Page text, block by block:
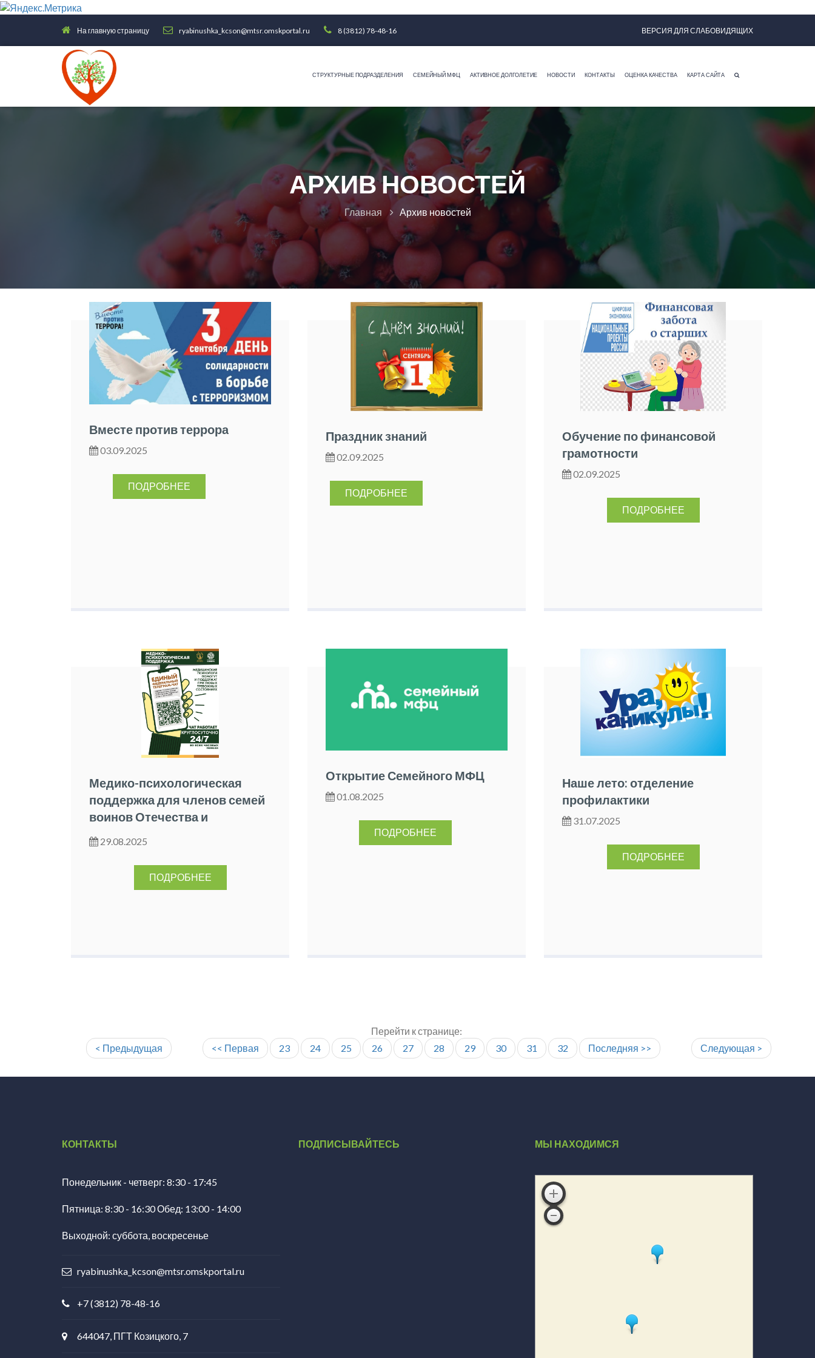
На главную страницу ryabinushka_kcson@mtsr.omskportal.ru 8 (3812) 78-48-16 ВЕРСИЯ ДЛЯ СЛАБОВИДЯЩИХ
СТРУКТУРНЫЕ ПОДРАЗДЕЛЕНИЯ СЕМЕЙНЫЙ МФЦ АКТИВНОЕ ДОЛГОЛЕТИЕ НОВОСТИ КОНТАКТЫ ОЦЕНКА КАЧЕСТВА КАРТА САЙТА
АРХИВ НОВОСТЕЙ
Главная Архив новостей
Вместе против террора
03.09.2025
ПОДРОБНЕЕ
Праздник знаний
02.09.2025
ПОДРОБНЕЕ
Обучение по финансовой
грамотности
02.09.2025
ПОДРОБНЕЕ
Медико-психологическая
поддержка для членов семей
воинов Отечества и
участников СВО
29.08.2025
ПОДРОБНЕЕ
Открытие Семейного МФЦ
01.08.2025
ПОДРОБНЕЕ
Наше лето: отделение
профилактики
31.07.2025
ПОДРОБНЕЕ
Перейти к странице:
<< Первая
< Предыдущая 23 24 25 26 27 28 29 30 31 32 Следующая >
Последняя >>
КОНТАКТЫ
Понедельник - четверг: 8:30 - 17:45
Пятница: 8:30 - 16:30 Обед: 13:00 - 14:00
Выходной: суббота, воскресенье
ryabinushka_kcson@mtsr.omskportal.ru
+7 (3812) 78-48-16
644047, ПГТ Козицкого, 7
ПОДПИСЫВАЙТЕСЬ МЫ НАХОДИМСЯ